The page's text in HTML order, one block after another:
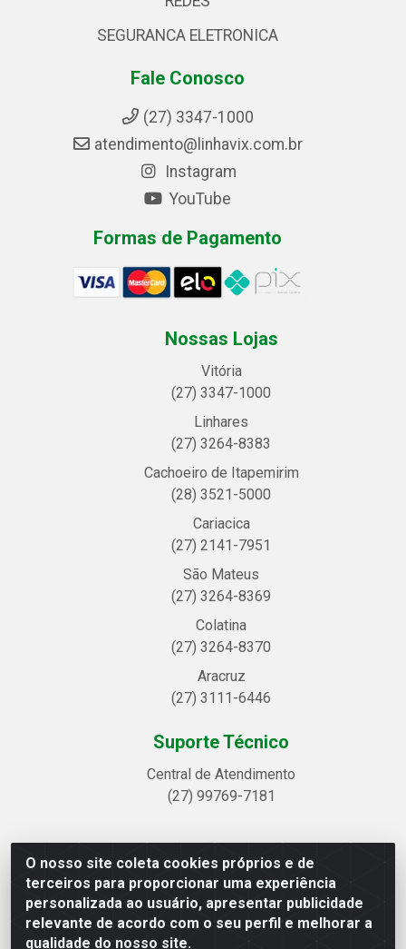
O nosso site coleta cookies próprios e de
terceiros para proporcionar uma experiência
personalizada ao usuário, apresentar publicidade
relevante de acordo com o seu perfil e melhorar a
qualidade do nosso site.
SEGURANCA ELETRONICA
Fale Conosco
(27) 3347-1000
atendimento@linhavix.com.br
Instagram
YouTube
Formas de Pagamento
Nossas Lojas
Vitória
(27) 3347-1000
Linhares
(27) 3264-8383
Cachoeiro de Itapemirim
(28) 3521-5000
Cariacica
(27) 2141-7951
São Mateus
(27) 3264-8369
Colatina
(27) 3264-8370
Aracruz
(27) 3111-6446
Suporte Técnico
Central de Atendimento
(27) 99769-7181
Linhavix Distribuidora LTDA - Avenida Alegre, 2521 -
Quadra314 Lote 05 e 07 - Shell, Linhares/ES - CEP
29.901-605 - CNPJ 20.857.514/0001-75